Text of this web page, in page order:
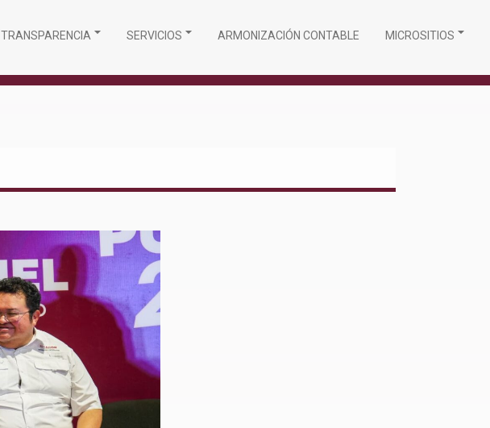
TRANSPARENCIA SERVICIOS ARMONIZACIÓN CONTABLE MICROSITIOS